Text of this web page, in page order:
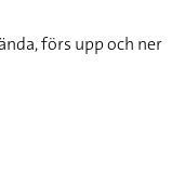
förs upp och ner